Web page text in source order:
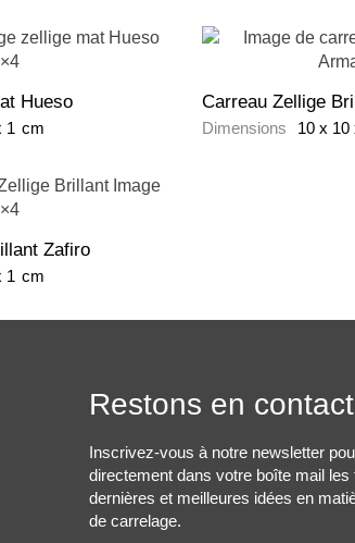
Hueso
1 cm
Carreau Zellige
Dimensions 10 x 10
Zafiro
1 cm
Restons en contact
Inscrivez-vous à notre newsletter
directement dans votre boîte mail les
dernières et meilleures idées en
de carrelage.